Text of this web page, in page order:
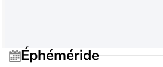
Éphéméride